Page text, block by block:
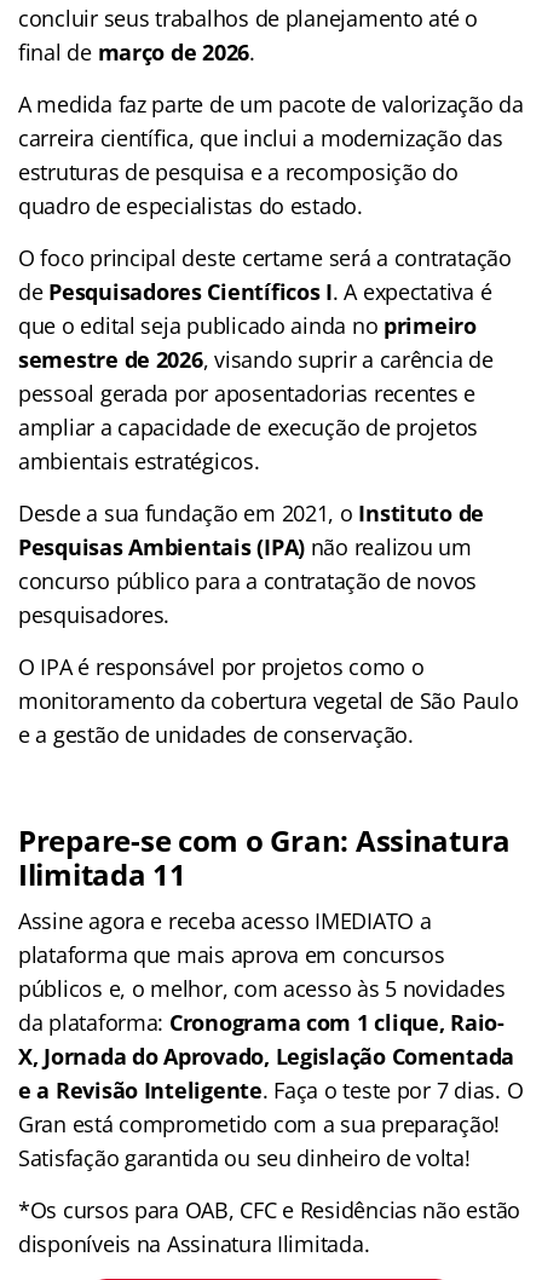
concluir seus trabalhos de planejamento até o
final de março de 2026.
A medida faz parte de um pacote de valorização da
carreira científica, que inclui a modernização das
estruturas de pesquisa e a recomposição do
quadro de especialistas do estado.
O foco principal deste certame será a contratação
de Pesquisadores Científicos I. A expectativa é
que o edital seja publicado ainda no primeiro
semestre de 2026, visando suprir a carência de
pessoal gerada por aposentadorias recentes e
ampliar a capacidade de execução de projetos
ambientais estratégicos.
Desde a sua fundação em 2021, o Instituto de
Pesquisas Ambientais (IPA)não realizou um
concurso público para a contratação de novos
pesquisadores.
O IPA é responsável por projetos como o
monitoramento da cobertura vegetal de São Paulo
e a gestão de unidades de conservação.
Prepare-se com o Gran: Assinatura
Ilimitada 11
Assine agora e receba acesso IMEDIATO a
plataforma que mais aprova em concursos
públicos e, o melhor, com acesso às 5 novidades
da plataforma: Cronograma com 1 clique, Raio-
X, Jornada do Aprovado, Legislação Comentada
e a Revisão Inteligente. Faça o teste por 7 dias. O
Gran está comprometido com a sua preparação!
Satisfação garantida ou seu dinheiro de volta!
*Os cursos para OAB, CFC e Residências não estão
disponíveis na Assinatura Ilimitada.